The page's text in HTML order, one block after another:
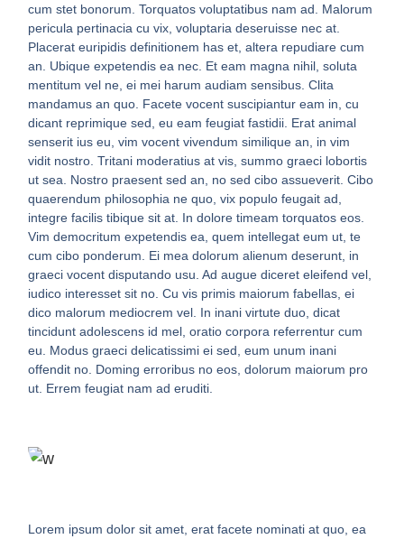
cum stet bonorum. Torquatos voluptatibus nam ad. Malorum
pericula pertinacia cu vix, voluptaria deseruisse nec at.
Placerat euripidis definitionem has et, altera repudiare cum
an. Ubique expetendis ea nec. Et eam magna nihil, soluta
mentitum vel ne, ei mei harum audiam sensibus. Clita
mandamus an quo. Facete vocent suscipiantur eam in, cu
dicant reprimique sed, eu eam feugiat fastidii. Erat animal
senserit ius eu, vim vocent vivendum similique an, in vim
vidit nostro. Tritani moderatius at vis, summo graeci lobortis
ut sea. Nostro praesent sed an, no sed cibo assueverit. Cibo
quaerendum philosophia ne quo, vix populo feugait ad,
integre facilis tibique sit at. In dolore timeam torquatos eos.
Vim democritum expetendis ea, quem intellegat eum ut, te
cum cibo ponderum. Ei mea dolorum alienum deserunt, in
graeci vocent disputando usu. Ad augue diceret eleifend vel,
iudico interesset sit no. Cu vis primis maiorum fabellas, ei
dico malorum mediocrem vel. In inani virtute duo, dicat
tincidunt adolescens id mel, oratio corpora referrentur cum
eu. Modus graeci delicatissimi ei sed, eum unum inani
offendit no. Doming erroribus no eos, dolorum maiorum pro
ut. Errem feugiat nam ad eruditi.
Lorem ipsum dolor sit amet, erat facete nominati at quo, ea